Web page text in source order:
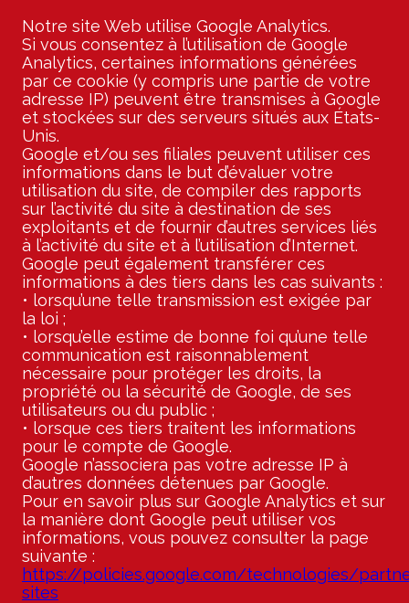
Notre site Web utilise Google Analytics.
Si vous consentez à l’utilisation de Google
Analytics, certaines informations générées
par ce cookie (y compris une partie de votre
adresse IP) peuvent être transmises à Google
et stockées sur des serveurs situés aux États-
Unis.
Google et/ou ses filiales peuvent utiliser ces
informations dans le but d’évaluer votre
utilisation du site, de compiler des rapports
sur l’activité du site à destination de ses
exploitants et de fournir d’autres services liés
à l’activité du site et à l’utilisation d’Internet.
Google peut également transférer ces
informations à des tiers dans les cas suivants :
• lorsqu’une telle transmission est exigée par
la loi ;
• lorsqu’elle estime de bonne foi qu’une telle
communication est raisonnablement
nécessaire pour protéger les droits, la
propriété ou la sécurité de Google, de ses
utilisateurs ou du public ;
• lorsque ces tiers traitent les informations
pour le compte de Google.
Google n’associera pas votre adresse IP à
d’autres données détenues par Google.
Pour en savoir plus sur Google Analytics et sur
la manière dont Google peut utiliser vos
informations, vous pouvez consulter la page
suivante :
https://policies.google.com/technologies/
sites